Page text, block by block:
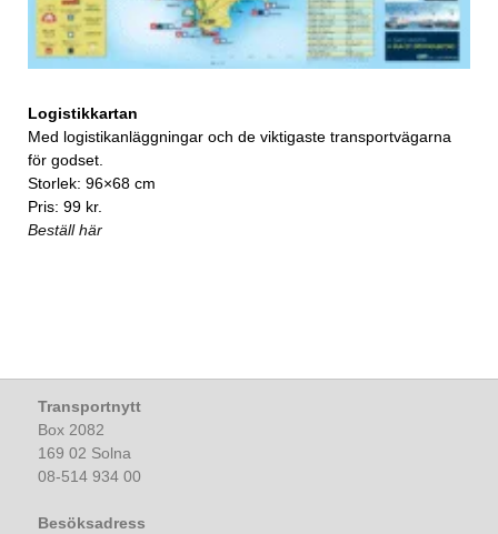
Logistikkartan
Med logistikanläggningar och de viktigaste transportvägarna
för godset.
Storlek: 96×68 cm
Pris: 99 kr.
Beställ här
Transportnytt
Box 2082
169 02 Solna
08-514 934 00
Besöksadress